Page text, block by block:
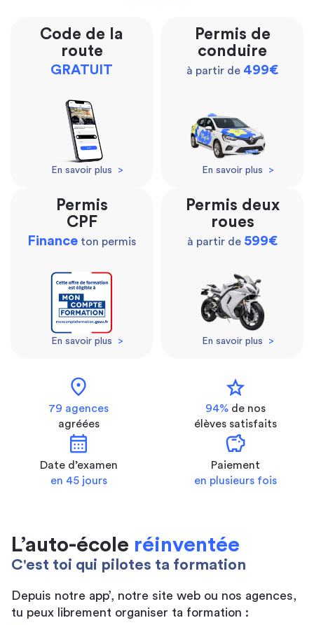
Code de la
route
GRATUIT
En savoir plus >
Permis de
conduire
à partir de 499€
En savoir plus >
Permis
CPF
Finance ton permis
En savoir plus >
Permis deux
roues
à partir de 599€
En savoir plus >
location_on
79 agences
agréées
star
94% de nos
élèves satisfaits
calendar_month
Date d’examen
en 45 jours
savings
Paiement
en plusieurs fois
L’auto-école réinventée
C'est toi qui pilotes ta formation
Depuis notre app’, notre site web ou nos agences,
tu peux librement organiser ta formation :